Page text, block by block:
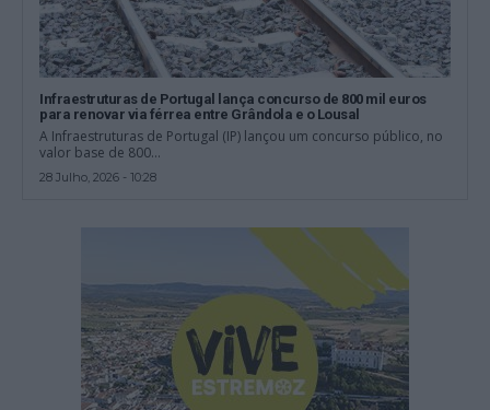
Infraestruturas de Portugal lança concurso de 800 mil euros
para renovar via férrea entre Grândola e o Lousal
A Infraestruturas de Portugal (IP) lançou um concurso público, no
valor base de 800...
28 Julho, 2026 - 10:28